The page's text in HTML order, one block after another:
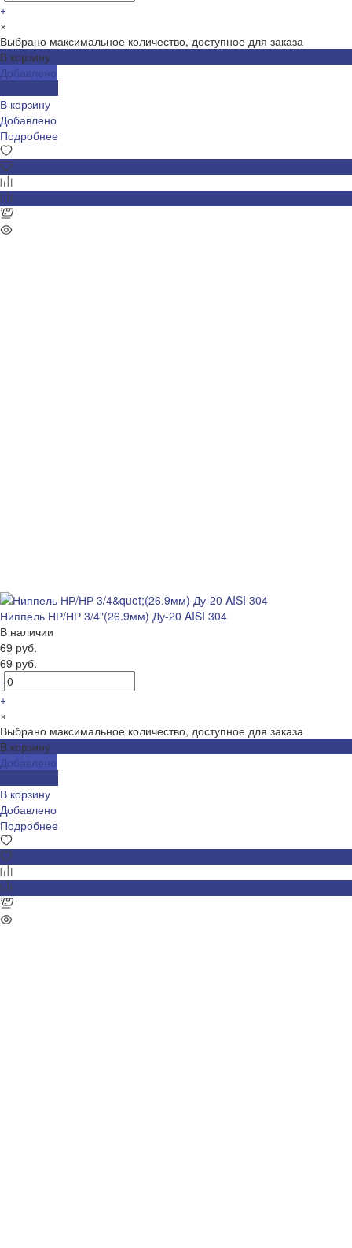
+
×
Выбрано максимальное количество, доступное для заказа
В корзину
Добавлено
В корзину
Добавлено
Подробнее
Ниппель НР/НР 3/4"(26.9мм) Ду-20 AISI 304
В наличии
69 руб.
69 руб.
-
+
×
Выбрано максимальное количество, доступное для заказа
В корзину
Добавлено
В корзину
Добавлено
Подробнее